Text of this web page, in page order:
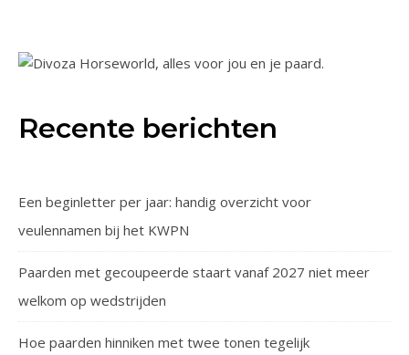
Recente berichten
Een beginletter per jaar: handig overzicht voor
veulennamen bij het KWPN
Paarden met gecoupeerde staart vanaf 2027 niet meer
welkom op wedstrijden
Hoe paarden hinniken met twee tonen tegelijk